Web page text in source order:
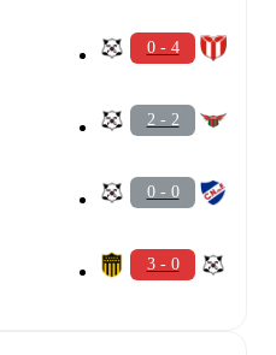
0 - 4
2 - 2
0 - 0
3 - 0